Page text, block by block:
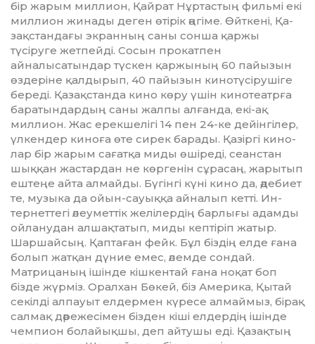
бір жарым миллион, Қайрат Нұртастың фильмі екі
миллион жинады деген өті­рік әңгіме. Өйткені, Қа­
зақ­стандағы экранның саны сонша қаржы
түсіруге жетпейді. Сосын прокатпен
айналысатындар түскен қар­жының 60 пайызын
өздеріне қалдырып, 40 пайызын кино­түсіру­шіге
береді. Қазақстанда кино көру үшін кинотеатрға
бара­тындардың саны жалпы алғанда, екі-ақ
миллион. Жас ерекшелігі 14 пен 24-ке дейінгілер,
үлкендер ки­ноға өте сирек барады. Қазіргі кино­
лар бір жарым сағатқа миды өші­ре­ді, сеанстан
шыққан жастардан не көргенін сұрасаң, жарытып
еш­теңе айта алмайды. Бүгінгі күні ки­но да, әдебиет
те, музыка да ойын-сауыққа айналып кетті. Ин­
тернеттегі әлеуметтік желілердің бар­лығы адамды
ойланудан ал­шақтатып, миды кептіріп жатыр.
Шаршайсың. Қаптаған фейк. Бұл біздің елде ғана
болып жатқан дү­ние емес, әлемде сондай.
Матрица­ның ішінде кішкентай ғана ноқат боп
бізде жүрміз. Оралхан Бөкей, біз Америка, Қытай
секілді ал­пауыт елдермен күресе алмаймыз, бірақ
салмақ дәрежесімен бізден кіші елдердің ішінде
чемпион бо­лайықшы, деп айтушы еді. Қазақ­тың